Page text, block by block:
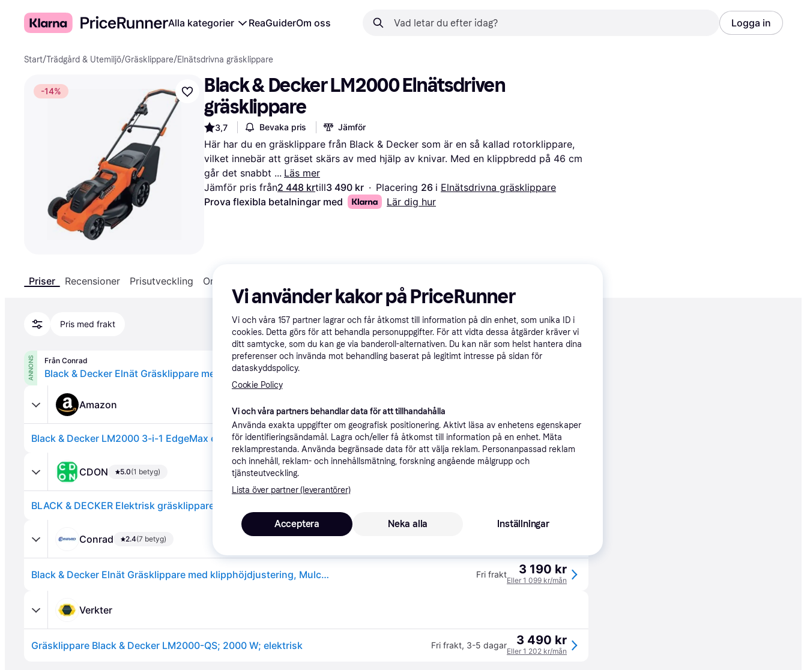
Alla kategorier ReaGuiderOm oss Logga in
Start/Trädgård & Utemiljö/Gräsklippare/Elnätsdrivna gräsklippare
-14%
Black & Decker LM2000 Elnätsdriven
gräsklippare
3,7 Bevaka pris Jämför
Här har du en gräsklippare från Black & Decker som är en så kallad rotorklippare,
vilket innebär att gräset skärs av med hjälp av knivar. Med en klippbredd på 46 cm
går det snabbt
Läs mer
Jämför pris från2 448 krtill3 490 kr · Placering 26 i Elnätsdrivna gräsklippare
Prova flexibla betalningar med
Lär dig hur
Priser Recensioner Prisutveckling Om produkten
Pris med frakt Rekommenderad
ANNONS Från Conrad 3 190 kr
Amazon
Black & Decker LM2000 3-i-1 EdgeMax elektrisk gräsklippare, grästrimmer, (2000 W, 48 cm skärbredd, 50 liter gräslåda med 7 olika skärhöjder 38 – 100 mm) Lägst pris·Fri frakt 2 448 kr
CDON 5.0(1 betyg)
BLACK & DECKER Elektrisk gräsklippare 48cm 2000W Mulching
Conrad 2.4(7 betyg)
Black & Decker Elnät Gräsklippare med klipphöjdjustering, Mulching-funktion 2000 W Klippbredd 48 cm Fri frakt 3 190 kr
Eller 1 099 kr/mån
Verkter
Gräsklippare Black & Decker LM2000-QS; 2000 W; elektrisk Fri frakt, 3-5 dagar 3 490 kr
Eller 1 202 kr/mån
Vi använder kakor på PriceRunner
Vi och våra 157 partner lagrar och får åtkomst till information på din enhet, som unika ID i
cookies. Detta görs för att behandla personuppgifter. För att vidta dessa åtgärder kräver vi
ditt samtycke, som du kan ge via banderoll-alternativen. Du kan när som helst hantera dina
preferenser och invända mot behandling baserat på legitimt intresse på sidan för
dataskyddspolicy.
Cookie Policy
Vi och våra partners behandlar data för att tillhandahålla
Använda exakta uppgifter om geografisk positionering. Aktivt läsa av enhetens egenskaper
för identifieringsändamål. Lagra och/eller få åtkomst till information på en enhet. Mäta
reklamprestanda. Använda begränsade data för att välja reklam. Personanpassad reklam
och innehåll, reklam- och innehållsmätning, forskning angående målgrupp och
tjänsteutveckling.
Lista över partner (leverantörer)
Neka alla
Acceptera Inställningar